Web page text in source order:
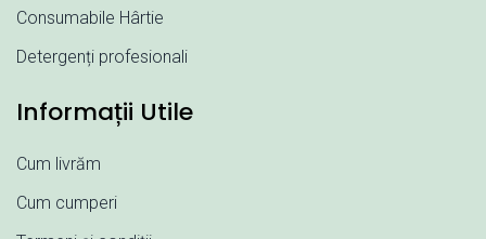
Consumabile Hârtie
Detergenți profesionali
Informații Utile
Cum livrăm
Cum cumperi